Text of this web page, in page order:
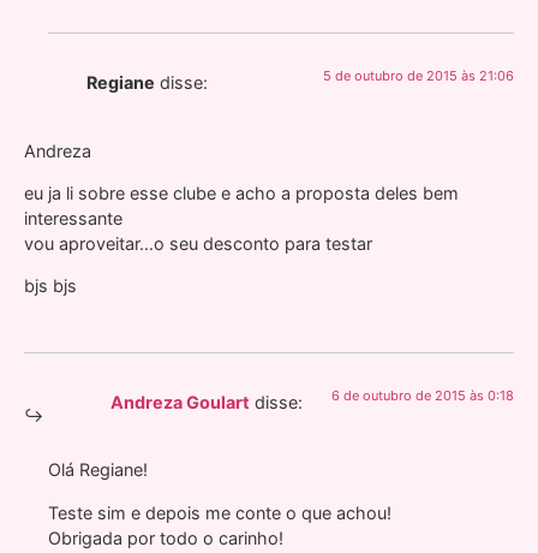
Regiane disse: 5 de outubro de 2015 às 21:06
Andreza
eu ja li sobre esse clube e acho a proposta deles bem
interessante
vou aproveitar…o seu desconto para testar
bjs bjs
Andreza Goulart disse: 6 de outubro de 2015 às 0:18
Olá Regiane!
Teste sim e depois me conte o que achou!
Obrigada por todo o carinho!